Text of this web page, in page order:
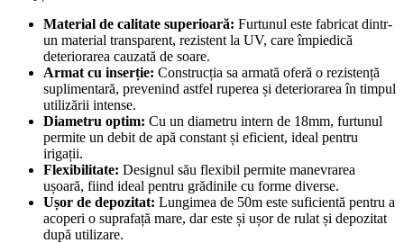
Material de calitate superioară: Furtunul este fabricat dintr-
un material transparent, rezistent la UV, care împiedică
deteriorarea cauzată de soare.
Armat cu inserție: Construcția sa armată oferă o rezistență
suplimentară, prevenind astfel ruperea și deteriorarea în timpul
utilizării intense.
Diametru optim: Cu un diametru intern de 18mm, furtunul
permite un debit de apă constant și eficient, ideal pentru
irigații.
Flexibilitate: Designul său flexibil permite manevrarea
ușoară, fiind ideal pentru grădinile cu forme diverse.
Ușor de depozitat: Lungimea de 50m este suficientă pentru a
acoperi o suprafață mare, dar este și ușor de rulat și depozitat
după utilizare.